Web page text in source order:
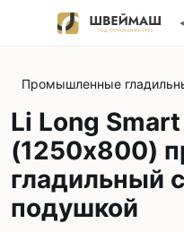
Промышленные
Li Long
(1250х800)
гладильный
подушкой